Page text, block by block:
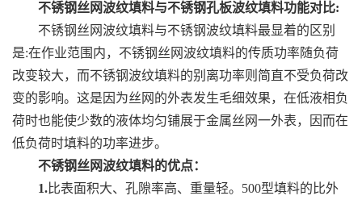
态
产
不锈钢丝网波纹填料与不锈钢孔板波纹填料功能对比:
不锈钢丝网波纹填料与不锈钢波纹填料最显着的区别
是:在作业范围内， 不锈钢丝网波纹填料的传质功率随负荷
改变较大，而不锈钢波纹填料的别离功率则简直不受负荷改
变的影响。这是因为丝网的外表发生毛细效果，在低液相负
荷时也能使少数的液体均匀铺展于金属丝网一外表，因而在
低负荷时填料的功率进步。
不锈钢丝网波纹填料的优点：
1.比表面积大、孔隙率高、重量轻。500型填料的比外